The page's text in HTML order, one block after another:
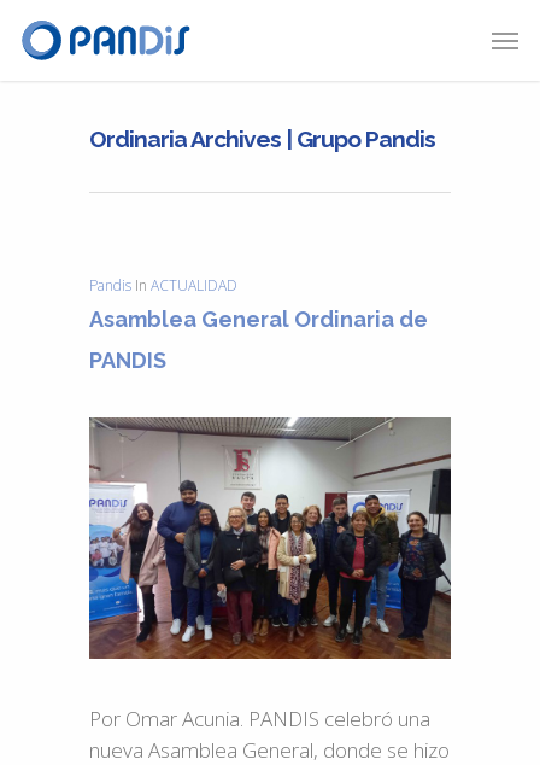
Ordinaria Archives | Grupo Pandis
Pandis In ACTUALIDAD
Asamblea General Ordinaria de
PANDIS
Por Omar Acunia. PANDIS celebró una
nueva Asamblea General, donde se hizo